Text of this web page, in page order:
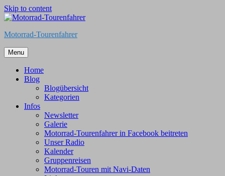
Skip to content
Motorrad-Tourenfahrer
Menu
Home
Blog
Blogübersicht
Kategorien
Infos
Newsletter
Galerie
Motorrad-Tourenfahrer in Facebook beitreten
Unser Radio
Kalender
Gruppenreisen
Motorrad-Touren mit Navi-Daten